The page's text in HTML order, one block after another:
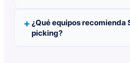
¿Qué equipos recomienda
picking?